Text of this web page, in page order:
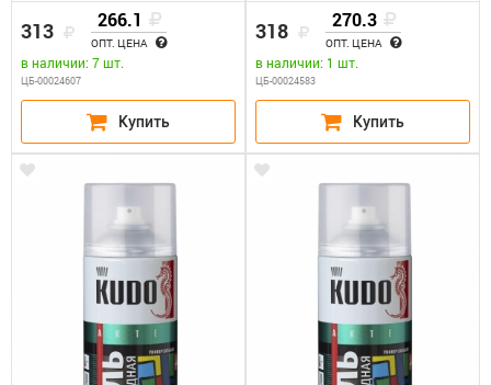
313 266.1
ОПТ. ЦЕНА
в наличии: 7 шт.
ЦБ-00024607
318 270.3
ОПТ. ЦЕНА
в наличии: 1 шт.
ЦБ-00024583